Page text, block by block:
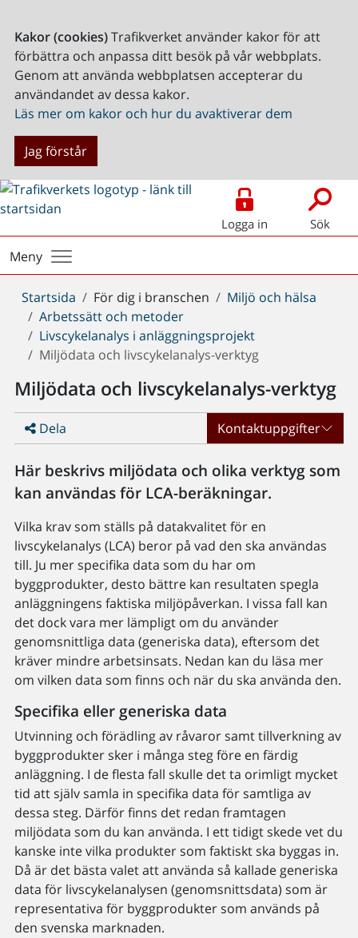
Kakor (cookies)Trafikverket använder kakor för att
förbättra och anpassa ditt besök på vår webbplats.
Genom att använda webbplatsen accepterar du
användandet av dessa kakor.
Läs mer om kakor och hur du avaktiverar dem
Jag förstår
Logga in Sök
Meny
Du
är
här:
Startsida För dig i branschen
Miljö och hälsa
Arbetssätt och metoder
Livscykelanalys i anläggningsprojekt
Miljödata och livscykelanalys-verktyg
Miljödata och livscykelanalys-verktyg
Dela Kontaktuppgifter
Här beskrivs miljödata och olika verktyg som
kan användas för LCA-beräkningar.
Vilka krav som ställs på datakvalitet för en
livscykelanalys (LCA) beror på vad den ska användas
till. Ju mer specifika data som du har om
byggprodukter, desto bättre kan resultaten spegla
anläggningens faktiska miljöpåverkan. I vissa fall kan
det dock vara mer lämpligt om du använder
genomsnittliga data (generiska data), eftersom det
kräver mindre arbetsinsats. Nedan kan du läsa mer
om vilken data som finns och när du ska använda den.
Specifika eller generiska data
Utvinning och förädling av råvaror samt tillverkning av
byggprodukter sker i många steg före en färdig
anläggning. I de flesta fall skulle det ta orimligt mycket
tid att själv samla in specifika data för samtliga av
dessa steg. Därför finns det redan framtagen
miljödata som du kan använda. I ett tidigt skede vet du
kanske inte vilka produkter som faktiskt ska byggas in.
Då är det bästa valet att använda så kallade generiska
data för livscykelanalysen (genomsnittsdata) som är
representativa för byggprodukter som används på
den svenska marknaden.